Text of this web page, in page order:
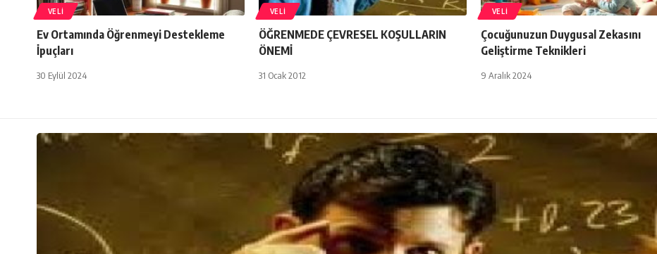
VELI
Ev Ortamında Öğrenmeyi Destekleme
İpuçları
30 Eylül 2024
VELI
ÖĞRENMEDE ÇEVRESEL KOŞULLARIN
ÖNEMİ
31 Ocak 2012
VELI
Çocuğunuzun Duygusal Zekasını
Geliştirme Teknikleri
9 Aralık 2024